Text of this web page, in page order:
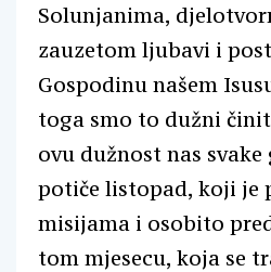
Solunjanima,
zauzetom ljubavi i
Gospodinu našem
toga smo to dužni
ovu dužnost nas
potiče listopad, koji je
misijama i osobito
tom mjesecu, koja se